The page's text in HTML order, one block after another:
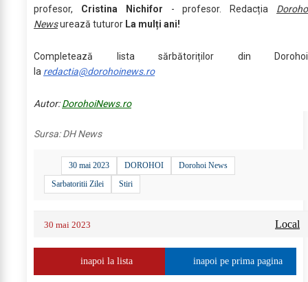
profesor, Cristina Nichifor - profesor. Redacția
Newsurează tuturor La mulți ani!
Completează lista sărbătoriților din
la redactia@dorohoinews.ro
Autor:DorohoiNews.ro
Sursa:DH News
30 mai 2023 DOROHOI
Dorohoi News
Sarbatoritii Zilei
Stiri
30 mai 2023 Local
inapoi la lista inapoi pe prima pagina